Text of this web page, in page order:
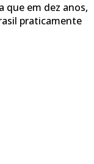
que em dez anos,
praticamente